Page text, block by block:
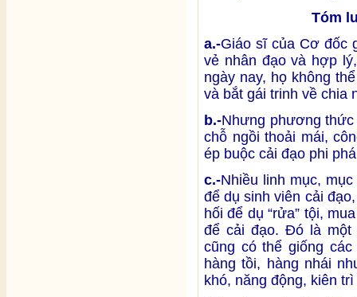
Tóm
a.-Giáo sĩ của Cơ đốc
vẻ nhân đạo và hợp
ngày nay, họ không
và bắt gái trinh về chia
b.-Nhưng phương thức
chỗ ngồi thoải mái,
ép buộc cải đạo phi
c.-Nhiều linh mục,
để dụ sinh viên cải
hối để dụ “rửa” tội,
để cải đạo. Đó là
cũng có thể giống
hàng tồi, hàng nhái
khó, năng động, kiên